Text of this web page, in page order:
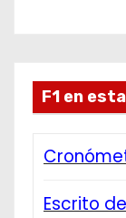
F1 en
Escrito